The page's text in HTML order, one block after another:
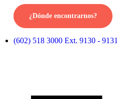
¿Dónde encontrarnos?
(602) 518 3000 Ext. 9130 - 9131